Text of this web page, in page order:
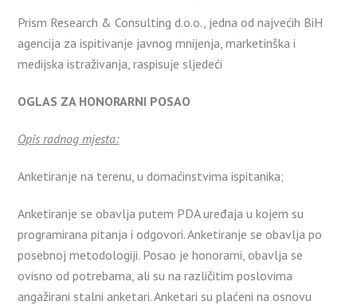
Prism Research & Consulting d.o.o., jedna od najvećih BiH
agencija za ispitivanje javnog mnijenja, marketinška i
medijska istraživanja, raspisuje sljedeći
OGLAS ZA HONORARNI POSAO
Opis radnog mjesta:
Anketiranje na terenu, u domaćinstvima ispitanika;
Anketiranje se obavlja putem PDA uređaja u kojem su
programirana pitanja i odgovori. Anketiranje se obavlja po
posebnoj metodologiji. Posao je honorarni, obavlja se
ovisno od potrebama, ali su na različitim poslovima
angažirani stalni anketari. Anketari su plaćeni na osnovu